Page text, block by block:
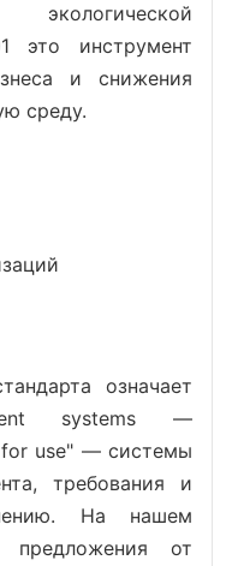
это инструмент
и снижения
среду.
означает
systems —
for use" — системы
требования и
На нашем
предложения от